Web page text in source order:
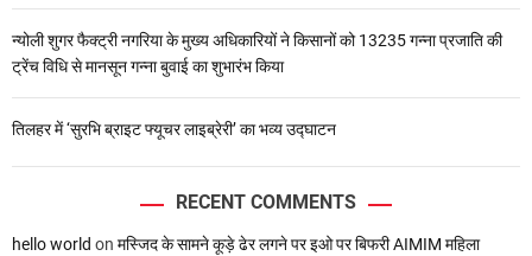
न्योली शुगर फैक्ट्री नगरिया के मुख्य अधिकारियों ने किसानों को 13235 गन्ना प्रजाति की
ट्रेंच विधि से मानसून गन्ना बुवाई का शुभारंभ किया
तिलहर में ‘सुरभि ब्राइट फ्यूचर लाइब्रेरी’ का भव्य उद्घाटन
RECENT COMMENTS
hello world on मस्जिद के सामने कूड़े ढेर लगने पर इओ पर बिफरी AIMIM महिला